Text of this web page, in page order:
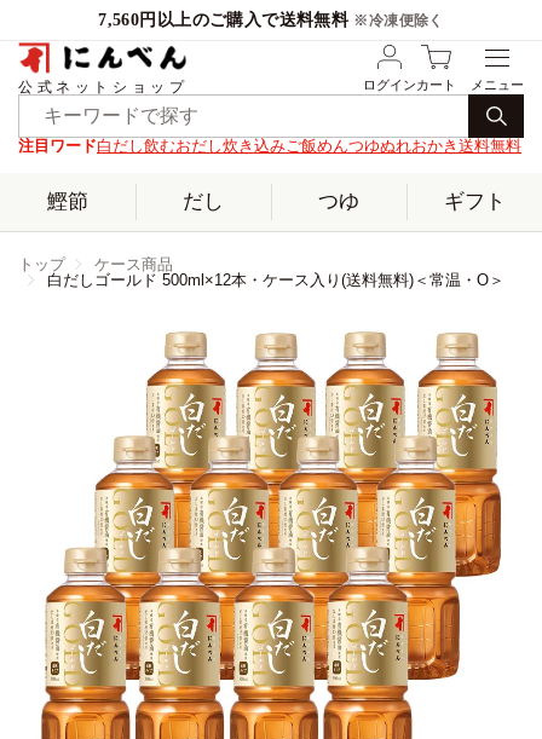
7,560円以上のご購入で送料無料 ※冷凍便除く
公式ネットショップ ログインカート
注目ワード白だし飲むおだし炊き込みご飯めんつゆぬれおかき 送料無料
鰹節 だし つゆ ギフト
トップ
ケース商品
白だしゴールド 500ml×12本・ケース入り(送料無料)＜常温・O＞